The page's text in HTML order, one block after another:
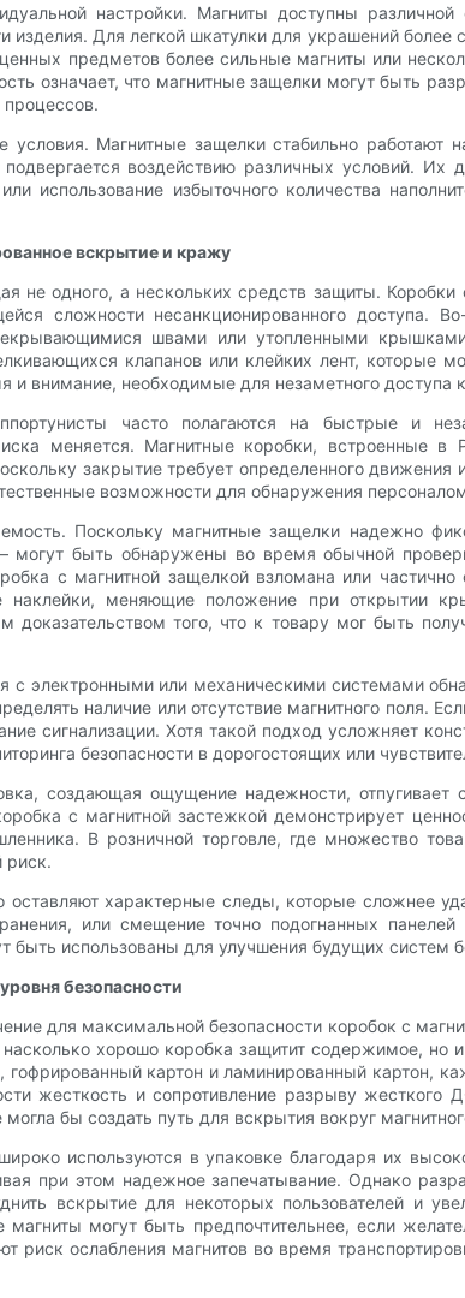
настройки. Магниты доступны
Для легкой шкатулки для украшений более
предметов более сильные магниты или
означает, что магнитные защелки могут быть
условия. Магнитные защелки стабильно
воздействию различных условий. Их
использование избыточного количества
вскрытие и кражу
не одного, а нескольких средств защиты.
сложности несанкционированного доступа.
швами или утопленными
клапанов или клейких лент, которые
и внимание, необходимые для незаметного
часто полагаются на быстрые и
меняется. Магнитные коробки, встроенные
закрытие требует определенного
возможности для обнаружения
Поскольку магнитные защелки надежно
могут быть обнаружены во время обычной
с магнитной защелкой взломана или
наклейки, меняющие положение при открытии
того, что к товару мог быть
с электронными или механическими системами
наличие или отсутствие магнитного поля.
сигнализации. Хотя такой подход усложняет
безопасности в дорогостоящих или
создающая ощущение надежности, отпугивает
с магнитной застежкой демонстрирует
В розничной торговле, где множество
риск.
характерные следы, которые сложнее
или смещение точно подогнанных
быть использованы для улучшения будущих систем
безопасности
для максимальной безопасности коробок с
насколько хорошо коробка защитит содержимое,
картон и ламинированный картон,
жесткость и сопротивление разрыву жесткого
бы создать путь для вскрытия вокруг
используются в упаковке благодаря их
при этом надежное запечатывание. Однако
вскрытие для некоторых пользователей и
могут быть предпочтительнее, если
ослабления магнитов во время